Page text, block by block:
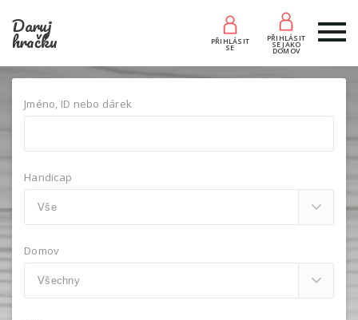
Daruj
hračku PŘIHLÁSIT
SE
PŘIHLÁSIT
SE JAKO
DOMOV
Jméno, ID nebo dárek
Handicap
Domov